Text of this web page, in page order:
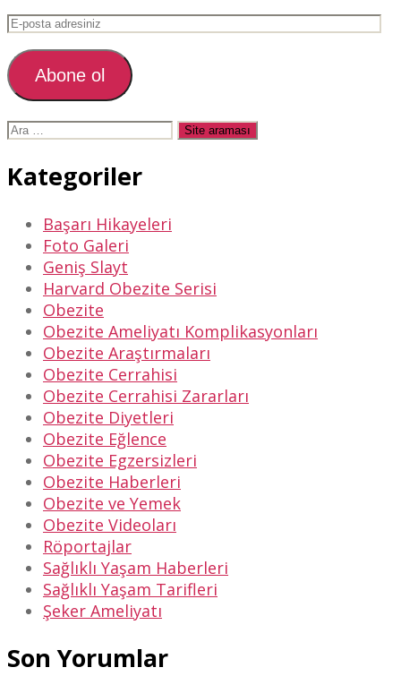
E-
adresiniz
Abone ol
Arama
Kategoriler
Başarı Hikayeleri
Foto Galeri
Geniş Slayt
Harvard Obezite Serisi
Obezite
Obezite Ameliyatı Komplikasyonları
Obezite Araştırmaları
Obezite Cerrahisi
Obezite Cerrahisi Zararları
Obezite Diyetleri
Obezite Eğlence
Obezite Egzersizleri
Obezite Haberleri
Obezite ve Yemek
Obezite Videoları
Röportajlar
Sağlıklı Yaşam Haberleri
Sağlıklı Yaşam Tarifleri
Şeker Ameliyatı
Son Yorumlar